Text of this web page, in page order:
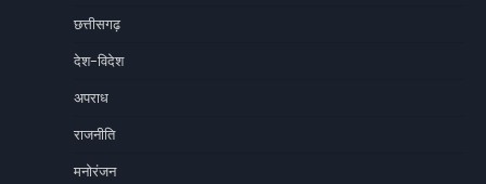
छत्तीसगढ़
देश-विदेश
अपराध
राजनीति
मनोरंजन